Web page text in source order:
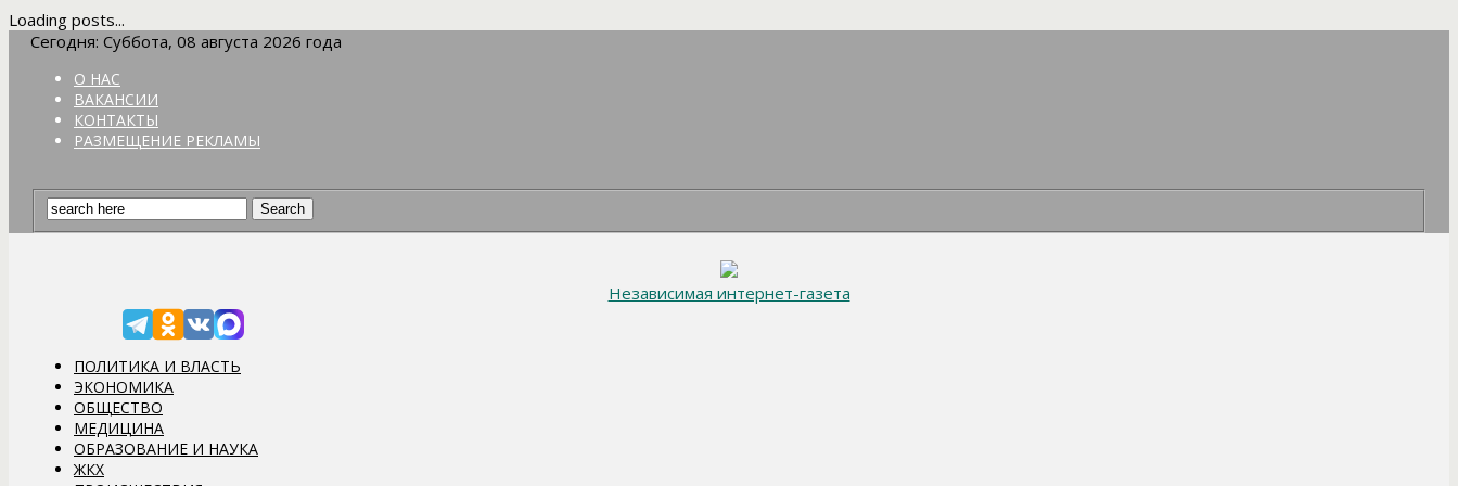
Loading posts...
Сегодня: Суббота, 08 августа 2026 года
О НАС
ВАКАНСИИ
КОНТАКТЫ
РАЗМЕЩЕНИЕ РЕКЛАМЫ
Независимая интернет-газета
ПОЛИТИКА И ВЛАСТЬ
ЭКОНОМИКА
ОБЩЕСТВО
МЕДИЦИНА
ОБРАЗОВАНИЕ И НАУКА
ЖКХ